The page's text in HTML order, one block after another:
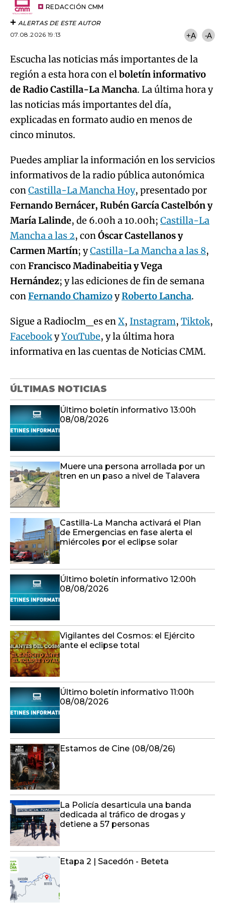
REDACCIÓN CMM
ALERTAS DE ESTE AUTOR
07.08.2026 19:13
+A -A
Escucha las noticias más importantes de la
región a esta hora con elboletín informativo
de Radio Castilla-La Mancha. La última hora y
las noticias más importantes del día,
explicadas en formato audio en menos de
cinco minutos.
Puedes ampliar la información en los servicios
informativos de la radio pública autonómica
conCastilla-La Mancha Hoy, presentado por
Fernando Bernácer, Rubén García Castelbón y
María Lalinde, de 6.00h a 10.00h; Castilla-La
Mancha a las 2, conÓscar Castellanos y
Carmen Martín; yCastilla-La Mancha a las 8,
conFrancisco Madinabeitia y Vega
Hernández; y las ediciones de fin de semana
conFernando ChamizoyRoberto Lancha.
Sigue a Radioclm_es enX, Instagram, Tiktok,
FacebookyYouTube, y la última hora
informativa en las cuentas de Noticias CMM.
ÚLTIMAS NOTICIAS
Último boletín informativo 13:00h
08/08/2026
Muere una persona arrollada por un
tren en un paso a nivel de Talavera
Castilla-La Mancha activará el Plan
de Emergencias en fase alerta el
miércoles por el eclipse solar
Último boletín informativo 12:00h
08/08/2026
Vigilantes del Cosmos: el Ejército
ante el eclipse total
Último boletín informativo 11:00h
08/08/2026
Estamos de Cine (08/08/26)
La Policía desarticula una banda
dedicada al tráfico de drogas y
detiene a 57 personas
Etapa 2 | Sacedón - Beteta